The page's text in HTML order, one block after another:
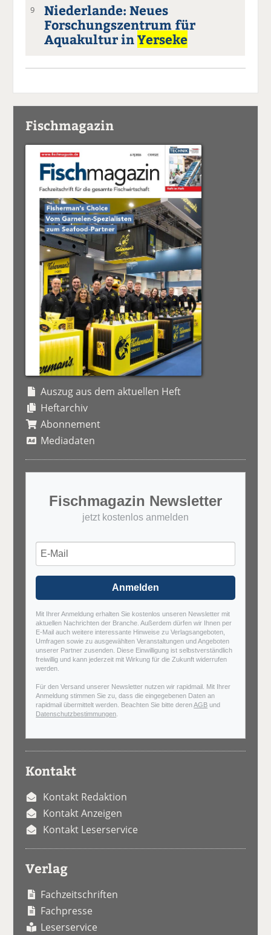
9
Niederlande: Neues
Forschungszentrum für
Aquakultur inYerseke
Fischmagazin
Auszug aus dem aktuellen Heft
Heftarchiv
Abonnement
Mediadaten
Fischmagazin Newsletter
jetzt kostenlos anmelden
Anmelden
Mit Ihrer Anmeldung erhalten Sie kostenlos unseren Newsletter mit
aktuellen Nachrichten der Branche. Außerdem dürfen wir Ihnen per
E-Mail auch weitere interessante Hinweise zu Verlagsangeboten,
Umfragen sowie zu ausgewählten Veranstaltungen und Angeboten
unserer Partner zusenden. Diese Einwilligung ist selbstverständlich
freiwillig und kann jederzeit mit Wirkung für die Zukunft widerrufen
werden.
Für den Versand unserer Newsletter nutzen wir rapidmail. Mit Ihrer
Anmeldung stimmen Sie zu, dass die eingegebenen Daten an
rapidmail übermittelt werden. Beachten Sie bitte derenAGB und
Datenschutzbestimmungen
Kontakt
Kontakt Redaktion
Kontakt Anzeigen
Kontakt Leserservice
Verlag
Fachzeitschriften
Fachpresse
Leserservice